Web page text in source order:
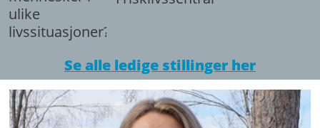
ulike
livssituasjoner?
Se alle ledige stillinger her